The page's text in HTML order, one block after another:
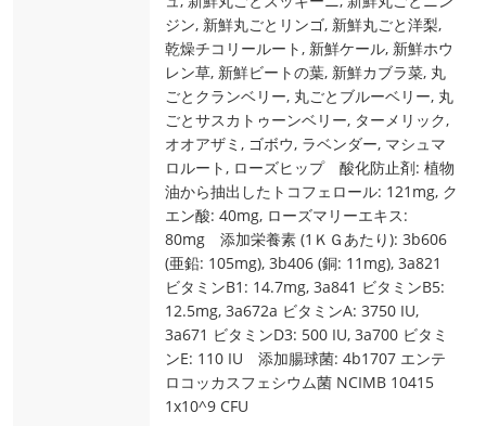
ジン, 新鮮丸ごとリンゴ, 新鮮丸ごと洋梨,
乾燥チコリールート, 新鮮ケール, 新鮮ホウ
レン草, 新鮮ビートの葉, 新鮮カブラ菜, 丸
ごとクランベリー, 丸ごとブルーベリー, 丸
ごとサスカトゥーンベリー, ターメリック,
オオアザミ, ゴボウ, ラベンダー, マシュマ
ロルート, ローズヒップ 酸化防止剤: 植物
油から抽出したトコフェロール: 121mg, ク
エン酸: 40mg, ローズマリーエキス:
80mg 添加栄養素 (1ＫＧあたり): 3b606
(亜鉛: 105mg), 3b406 (銅: 11mg), 3a821
ビタミンB1: 14.7mg, 3a841 ビタミンB5:
12.5mg, 3a672a ビタミンA: 3750 IU,
3a671 ビタミンD3: 500 IU, 3a700 ビタミ
ンE: 110 IU 添加腸球菌: 4b1707 エンテ
ロコッカスフェシウム菌 NCIMB 10415
1x10^9 CFU